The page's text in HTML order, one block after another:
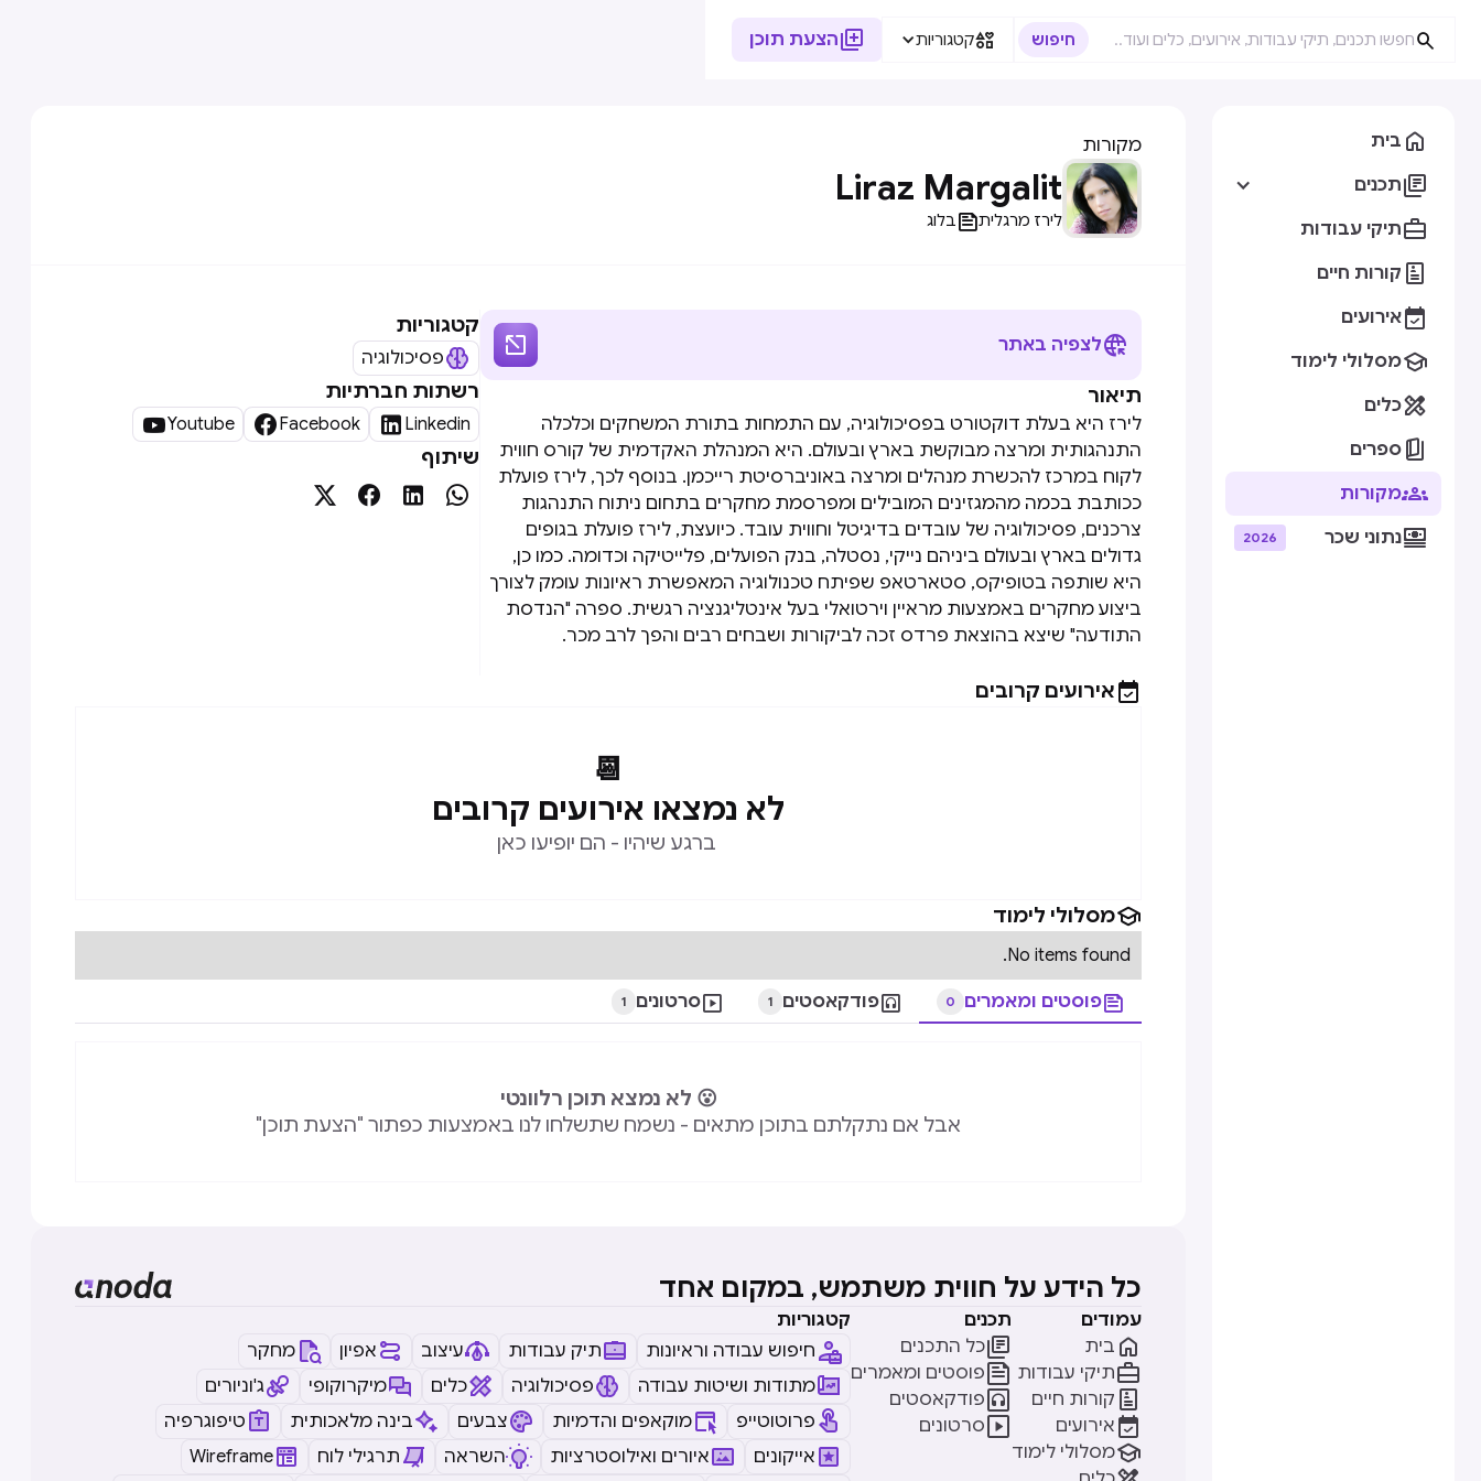

קטגוריות הצעת תוכן
 בית
תכנים
תיקי עבודות
 קורות חיים
אירועים
מסלולי לימוד
כלים
 ספרים
מקורות
נתוני שכר 2026
מקורות
Liraz Margalit
לירז מרגליתבלוג
לצפיה באתר 
תיאור
לירז היא בעלת דוקטורט בפסיכולוגיה, עם התמחות בתורת המשחקים וכלכלה
התנהגותית ומרצה מבוקשת בארץ ובעולם. היא המנהלת האקדמית של קורס חווית
לקוח במרכז להכשרת מנהלים ומרצה באוניברסיטת רייכמן. בנוסף לכך, לירז פועלת
ככותבת בכמה מהמגזינים המובילים ומפרסמת מחקרים בתחום ניתוח התנהגות
צרכנים, פסיכולוגיה של עובדים בדיגיטל וחווית עובד. כיועצת, לירז פועלת בגופים
גדולים בארץ ובעולם ביניהם נייקי, נסטלה, בנק הפועלים, פלייטיקה וכדומה. כמו כן,
היא שותפה בטופיקס, סטארטאפ שפיתח טכנולוגיה המאפשרת ראיונות עומק לצורך
ביצוע מחקרים באמצעות מראיין וירטואלי בעל אינטליגנציה רגשית. ספרה "הנדסת
התודעה" שיצא בהוצאת פרדס זכה לביקורות ושבחים רבים והפך לרב מכר.
קטגוריות
פסיכולוגיה
רשתות חברתיות
 Linkedin
Facebook
Youtube
שיתוף




אירועים קרובים
📆
לא נמצאו אירועים קרובים
ברגע שיהיו - הם יופיעו כאן
מסלולי לימוד
No items found.
פוסטים ומאמרים 0
פודקאסטים 1
סרטונים 1
😮 לא נמצא תוכן רלוונטי
אבל אם נתקלתם בתוכן מתאים - נשמח שתשלחו לנו באמצעות כפתור "הצעת תוכן"
כל הידע על חווית משתמש, במקום אחד
עמודים
בית 
תיקי עבודות
קורות חיים 
אירועים 
מסלולי לימוד
תכנים
כל התכנים
פוסטים ומאמרים
פודקאסטים
סרטונים
קטגוריות
חיפוש עבודה וראיונות
תיק עבודות עיצוב אפיון
מחקר
מתודות ושיטות עבודה
פסיכולוגיה כלים מיקרוקופי
ג'וניורים
פרוטוטייפ
מוקאפים והדמיות צבעים בינה מלאכותית
טיפוגרפיה
אייקונים
איורים ואילוסטרציות השראה תרגילי לוח Wireframe